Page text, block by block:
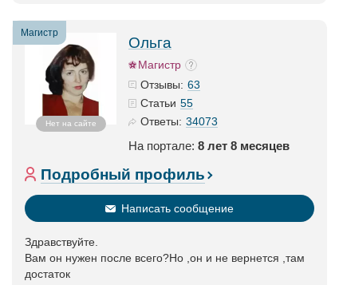
Магистр
Нет на сайте
Ольга
Магистр
Отзывы: 63
Статьи 55
Ответы: 34073
На портале: 8 лет 8 месяцев
Подробный профиль
Написать сообщение
Здравствуйте.
Вам он нужен после всего?Но ,он и не вернется ,там
достаток